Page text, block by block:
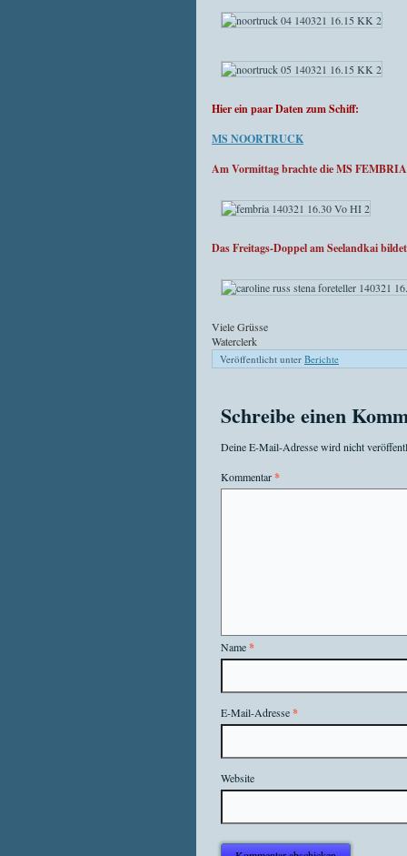
Hier ein paar Daten zum Schiff:
MS NOORTRUCK
Am Vormittag brachte die MS
Das Freitags-Doppel am Seelandkai
Viele Grüsse
Waterclerk
Veröffentlicht unter Berichte
Schreibe einen
Deine E-Mail-Adresse wird nicht
Kommentar*
Name*
E-Mail-Adresse*
Website